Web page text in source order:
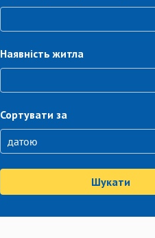
Наявність житла
Сортувати за
Шукати